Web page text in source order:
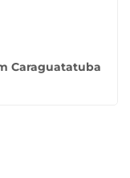
Caraguatatuba